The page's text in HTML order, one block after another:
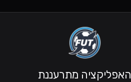
האפליקציה מתרעננת